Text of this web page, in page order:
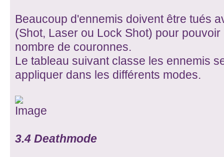
Beaucoup d'ennemis doivent être tués
(Shot, Laser ou Lock Shot) pour
nombre de couronnes.
Le tableau suivant classe les ennemis
appliquer dans les différents modes.
3.4 Deathmode